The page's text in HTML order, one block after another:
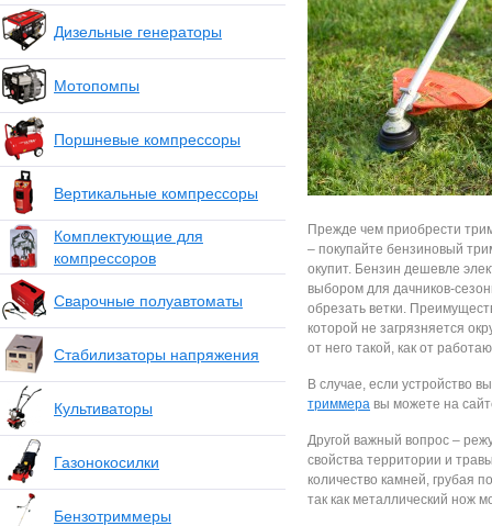
Дизельные генераторы
Мотопомпы
Поршневые компрессоры
Вертикальные компрессоры
Комплектующие для
компрессоров
Сварочные полуавтоматы
Стабилизаторы напряжения
Культиваторы
Газонокосилки
Бензотриммеры
Прежде чем приобрести
– покупайте бензиновый
окупит. Бензин дешевле
выбором для дачников-
обрезать ветки.
которой не загрязняется
от него такой, как от
В случае, если устройство
триммера вы можете на
Другой важный вопрос –
свойства территории и
количество камней, грубая
так как металлический нож